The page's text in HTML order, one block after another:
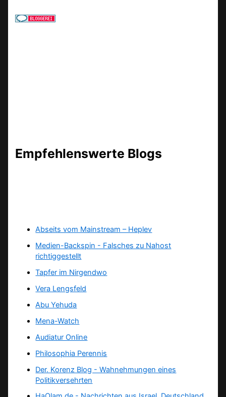
Empfehlenswerte Blogs
Abseits vom Mainstream – Heplev
Medien-Backspin - Falsches zu Nahost
richtiggestellt
Tapfer im Nirgendwo
Vera Lengsfeld
Abu Yehuda
Mena-Watch
Audiatur Online
Philosophia Perennis
Der. Korenz Blog - Wahnehmungen eines
Politikversehrten